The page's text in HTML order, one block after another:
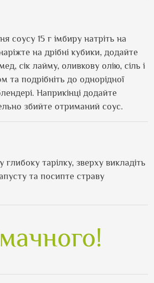
соусу 15 г імбиру натріть на
на дрібні кубики, додайте
сік лайму, оливкову олію, сіль і
та подрібніть до однорідної
Наприкінці додайте
збийте отриманий соус.
глибоку тарілку, зверху викладіть
та посипте страву